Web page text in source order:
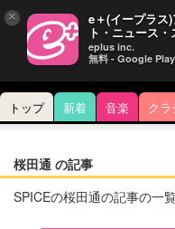
トップ 新着 音楽 クラ
桜田通 の記事
SPICEの桜田通の記事の一
× e＋(イープラス
ト・ニュース
eplus inc.
無料 - Google Play